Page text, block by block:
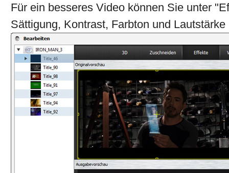
Für ein besseres Video können Sie unter
Sättigung, Kontrast, Farbton und Lautstärke